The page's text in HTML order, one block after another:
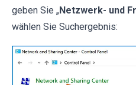
geben Sie „Netzwerk- und
wählen Sie Suchergebnis: